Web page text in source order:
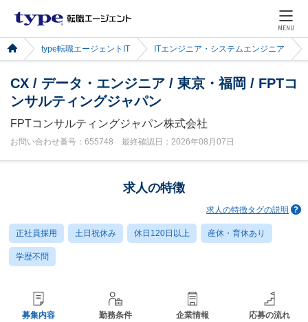
MENU
type転職エージェントIT ITエンジニア・システムエンジニア
CX / データ・エンジニア / 東京・福岡 / FPTコ
ンサルティングジャパン
FPTコンサルティングジャパン株式会社
お問い合わせ番号：655748 最終確認日：2026年08月07日
求人の特徴
求人の特徴タグの説明
正社員採用 土日祝休み 休日120日以上 産休・育休あり
学歴不問
募集内容 勤務条件 企業情報 応募の流れ